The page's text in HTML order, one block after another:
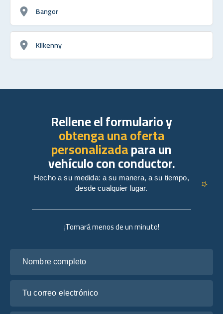
Bangor
Kilkenny
¡Tomará menos de un minuto!
Rellene el formulario y
obtenga una oferta
personalizadapara un
vehículo con conductor.
Hecho a su medida: a su manera, a su tiempo,
desde cualquier lugar.